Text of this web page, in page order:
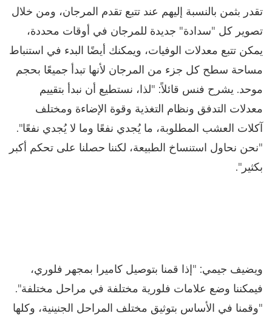
تقدر بثمن بالنسبة إليهم عند تتبع تقدم المرجان، ومن خلال
تصوير كل "سدادة" جديدة للمرجان في أوقات محددة،
يمكن تتبع معدلات الوفيات، ويمكنك أيضًا البدء في استنباط
مساحة سطح كل جزء من المرجان لأنها تبدأ جميعًا بحجم
موحد. يشرح فنس قائلاً: "لذا، نستطيع أن نبدأ بتقييم
معدلات التدفق ونظام التغذية وقوة الإضاءة ومختلف
آكلات العشب المطلوبة، ما يُجدي نفعًا وما لا يُجدي نفعًا".
"نحن نحاول استنساخ الطبيعة، لكننا حصلنا على تحكم أكبر
بكثير".
ويضيف جيمي: "إذا قمنا بتوصيل كاميرا بمجهر فلوري،
فيمكننا وضع علامات فلورية مختلفة في مراحل مختلفة".
"وقمنا في الأساس بتوثيق مختلف المراحل الجنينية، وكلها